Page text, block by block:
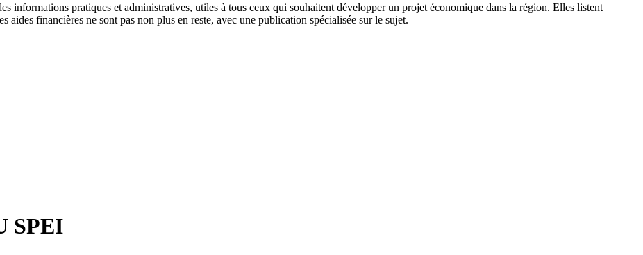
informations pratiques et administratives, utiles à tous ceux qui souhaitent développer un projet économique dans la région. Elles listent
aides financières ne sont pas non plus en reste, avec une publication spécialisée sur le sujet.
SPEI